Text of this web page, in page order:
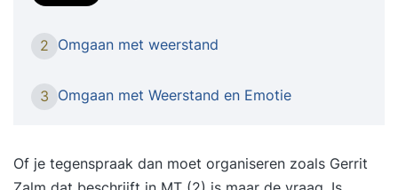
ook wel eens te maken met weerstand. Dat kan
aan conflicten in je organisatie. Situaties waar je
waar je zekerder in wilt zijn. Goed omgaan met
te bezitten als leidinggevende en professional.
Gelukkig heb je er de rest van je leven iets aan,
2 Omgaan met weerstand
3 Omgaan met Weerstand en Emotie
Of je tegenspraak dan moet organiseren zoals Gerrit